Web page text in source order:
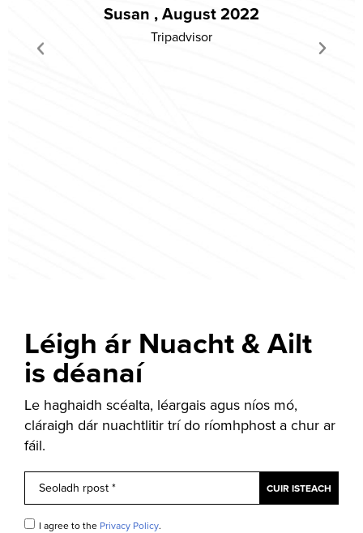
Susan , August 2022
Tripadvisor
Léigh ár Nuacht & Ailt
is déanaí
Le haghaidh scéalta, léargais agus níos mó,
cláraigh dár nuachtlitir trí do ríomhphost a chur ar
fáil.
I agree to the Privacy Policy.